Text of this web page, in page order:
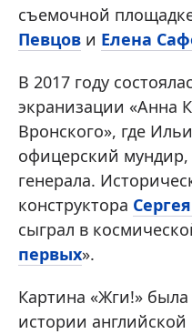
съемочной
Певцов и Елена
В 2017 году
экранизации «Анна
Вронского», где
офицерский
генерала.
конструктора
сыграл в
первых».
Картина «Жги!»
истории